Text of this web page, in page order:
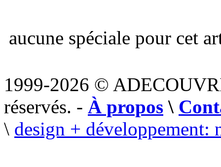
aucune spéciale pour cet
1999-2026 ©
réservés. - À propos \
\ design + développement: